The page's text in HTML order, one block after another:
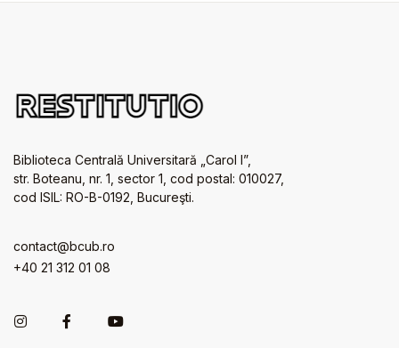
Biblioteca Centrală Universitară „Carol I”,
str. Boteanu, nr. 1, sector 1, cod postal: 010027,
cod ISIL: RO-B-0192, Bucureşti.
contact@bcub.ro
+40 21 312 01 08